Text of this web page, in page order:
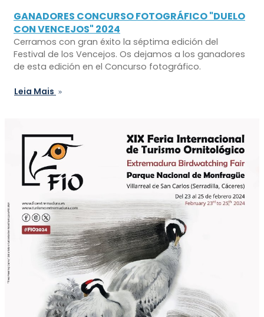
GANADORES CONCURSO FOTOGRÁFICO "DUELO
CON VENCEJOS" 2024
Cerramos con gran éxito la séptima edición del
Festival de los Vencejos. Os dejamos a los ganadores
de esta edición en el Concurso fotográfico.
Leia Mais